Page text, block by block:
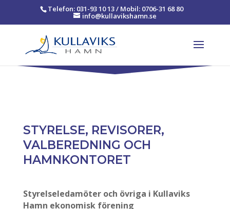
Telefon: 031-93 10 13 / Mobil: 0706-31 68 80
info@kullavikshamn.se
STYRELSE, REVISORER,
VALBEREDNING OCH
HAMNKONTORET
Styrelseledamöter och övriga i Kullaviks
Hamn ekonomisk förening